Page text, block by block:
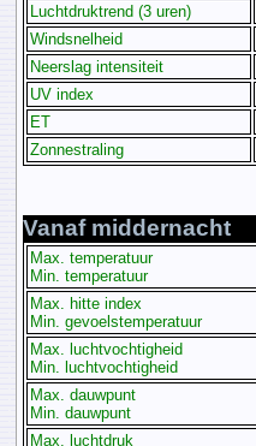
Luchtdruktrend (3 uren)
Windsnelheid
Neerslag intensiteit
UV index
ET
Zonnestraling
Vanaf middernacht
Max. temperatuur
Min. temperatuur
Max. hitte index
Min. gevoelstemperatuur
Max. luchtvochtigheid
Min. luchtvochtigheid
Max. dauwpunt
Min. dauwpunt
Max. luchtdruk